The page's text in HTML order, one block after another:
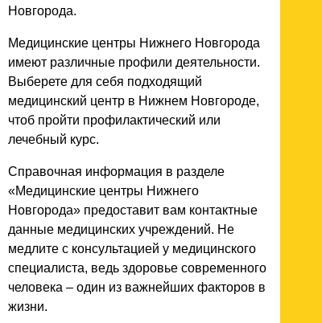
Новгорода.
Медицинские центры Нижнего Новгорода
имеют различные профили деятельности.
Выберете для себя подходящий
медицинский центр в Нижнем Новгороде,
чтоб пройти профилактический или
лечебный курс.
Справочная информация в разделе
«Медицинские центры Нижнего
Новгорода» предоставит вам контактные
данные медицинских учреждений. Не
медлите с консультацией у медицинского
специалиста, ведь здоровье современного
человека – один из важнейших факторов в
жизни.